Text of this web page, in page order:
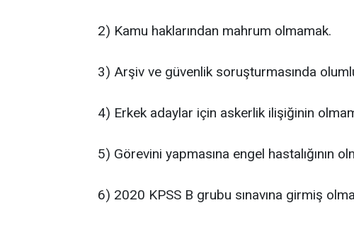
2) Kamu haklarından mahrum olmamak.
3) Arşiv ve güvenlik soruşturmasında
4) Erkek adaylar için askerlik ilişiğinin
5) Görevini yapmasına engel hastalığının
6) 2020 KPSS B grubu sınavına girmiş